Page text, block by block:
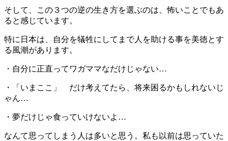
そして、この３つの逆の生き方を選ぶのは、怖いことでもあ
ると感じています。
特に日本は、自分を犠牲にしてまで人を助ける事を美徳とす
る風潮があります。
・自分に正直ってワガママなだけじゃない…
・「いまここ」 だけ考えてたら、将来困るかもしれないじ
ゃん…
・夢だけじゃ食っていけないよ…
なんて思ってしまう人は多いと思う。私も以前は思っていた